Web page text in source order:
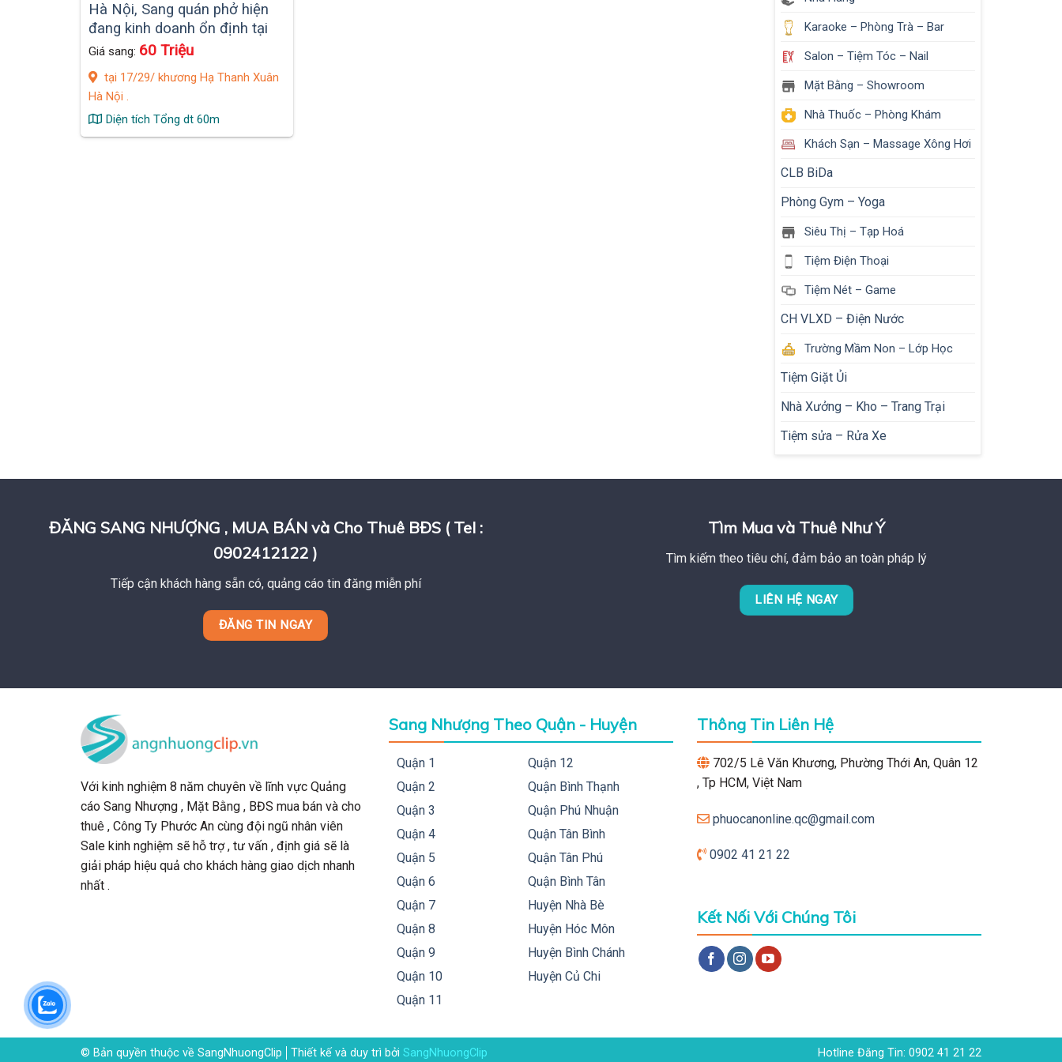
Hà Nội, Sang quán phở hiện
đang kinh doanh ổn định tại
17/29/ khương Hạ Thanh
Giá sang: 60 Triệu
tại 17/29/ khương Hạ Thanh Xuân
Hà Nội .
Diện tích Tổng dt 60m
Karaoke – Phòng Trà – Bar
Salon – Tiệm Tóc – Nail
Mặt Bằng – Showroom
Nhà Thuốc – Phòng Khám
Khách Sạn – Massage Xông Hơi
CLB BiDa
Phòng Gym – Yoga
Siêu Thị – Tạp Hoá
Tiệm Điện Thoại
Tiệm Nét – Game
CH VLXD – Điện Nước
Trường Mầm Non – Lớp Học
Tiệm Giặt Ủi
Nhà Xưởng – Kho – Trang Trại
Tiệm sửa – Rửa Xe
ĐĂNG SANG NHƯỢNG , MUA BÁN và Cho Thuê BĐS ( Tel :
0902412122 )
Tiếp cận khách hàng sẵn có, quảng cáo tin đăng miễn phí
ĐĂNG TIN NGAY
Tìm Mua và Thuê Như Ý
Tìm kiếm theo tiêu chí, đảm bảo an toàn pháp lý
LIÊN HỆ NGAY
Với kinh nghiệm 8 năm chuyên về lĩnh vực Quảng
cáo Sang Nhượng , Mặt Bằng , BĐS mua bán và cho
thuê , Công Ty Phước An cùng đội ngũ nhân viên
Sale kinh nghiệm sẽ hỗ trợ , tư vấn , định giá sẽ là
giải pháp hiệu quả cho khách hàng giao dịch nhanh
nhất .
Sang Nhượng Theo Quận - Huyện
Quận 1
Quận 2
Quận 3
Quận 4
Quận 5
Quận 6
Quận 7
Quận 8
Quận 9
Quận 10
Quận 11
Quận 12
Quận Bình Thạnh
Quận Phú Nhuận
Quận Tân Bình
Quận Tân Phú
Quận Bình Tân
Huyện Nhà Bè
Huyện Hóc Môn
Huyện Bình Chánh
Huyện Củ Chi
Thông Tin Liên Hệ
702/5 Lê Văn Khương, Phường Thới An, Quân 12
, Tp HCM, Việt Nam
phuocanonline.qc@gmail.com
0902 41 21 22
Kết Nối Với Chúng Tôi
Hotline Đăng Tin: 0902 41 21 22
© Bản quyền thuộc về SangNhuongClip Thiết kế và duy trì bởi SangNhuongClip